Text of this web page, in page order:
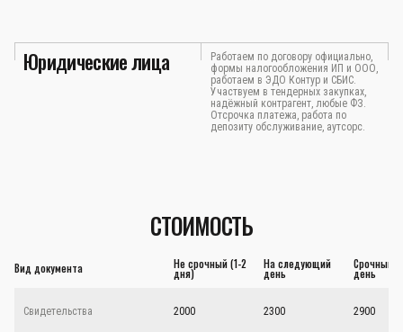
Юридические лица
Работаем по договору официально,
формы налогообложения ИП и ООО,
работаем в ЭДО Контур и СБИС.
Участвуем в тендерных закупках,
надёжный контрагент, любые ФЗ.
Отсрочка платежа, работа по
депозиту обслуживание, аутсорс.
СТОИМОСТЬ
Вид документа Не срочный (1-2
дня)
На следующий
день
Срочный -
день
Свидетельства 2000 2300 2900